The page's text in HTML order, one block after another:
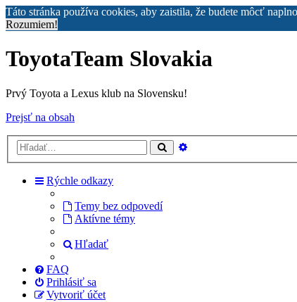
Táto stránka používa cookies, aby zaistila, že budete môcť
Rozumiem!
ToyotaTeam Slovakia
Prvý Toyota a Lexus klub na Slovensku!
Prejsť na obsah
Hľadať
Rýchle odkazy
Temy bez odpovedí
Aktívne témy
Hľadať
FAQ
Prihlásiť sa
Vytvoriť účet